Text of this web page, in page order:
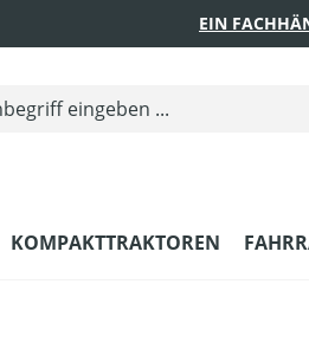
EIN
KOMPAKTTRAKTOREN